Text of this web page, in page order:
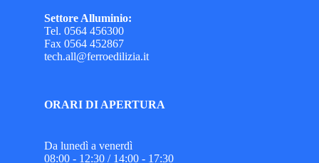
Settore Alluminio:
Tel. 0564 456300
Fax 0564 452867
tech.all@ferroedilizia.it
ORARI DI APERTURA
Da lunedì a venerdì
08:00 - 12:30 / 14:00 - 17:30